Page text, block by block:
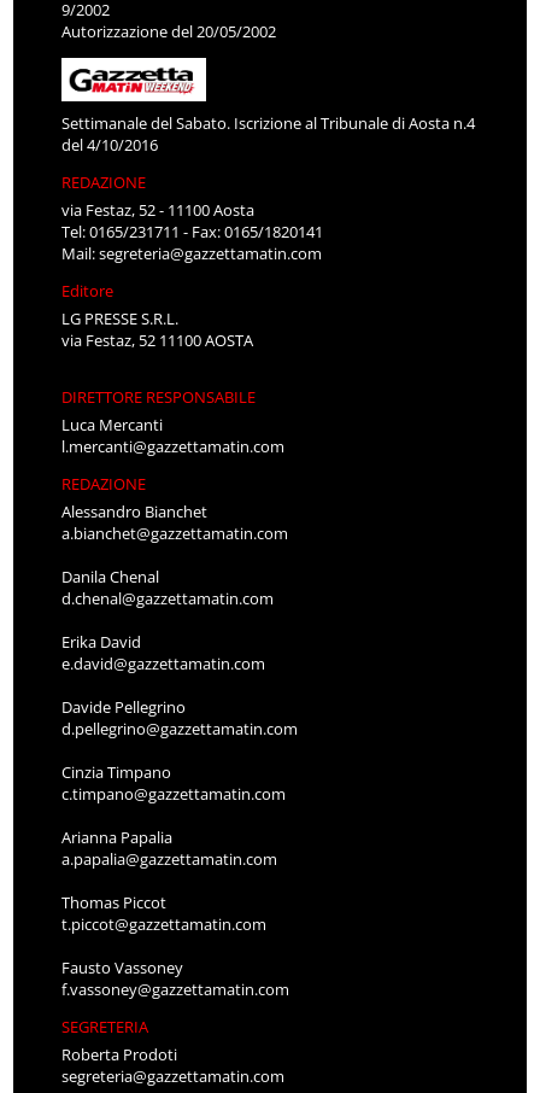
9/2002
Autorizzazione del 20/05/2002
Settimanale del Sabato. Iscrizione al Tribunale di Aosta n.4
del 4/10/2016
REDAZIONE
via Festaz, 52 - 11100 Aosta
Tel: 0165/231711 - Fax: 0165/1820141
Mail:segreteria@gazzettamatin.com
Editore
LG PRESSE S.R.L.
via Festaz, 52 11100 AOSTA
DIRETTORE RESPONSABILE
Luca Mercanti
l.mercanti@gazzettamatin.com
REDAZIONE
Alessandro Bianchet
a.bianchet@gazzettamatin.com
Danila Chenal
d.chenal@gazzettamatin.com
Erika David
e.david@gazzettamatin.com
Davide Pellegrino
d.pellegrino@gazzettamatin.com
Cinzia Timpano
c.timpano@gazzettamatin.com
Arianna Papalia
a.papalia@gazzettamatin.com
Thomas Piccot
t.piccot@gazzettamatin.com
Fausto Vassoney
f.vassoney@gazzettamatin.com
SEGRETERIA
Roberta Prodoti
segreteria@gazzettamatin.com